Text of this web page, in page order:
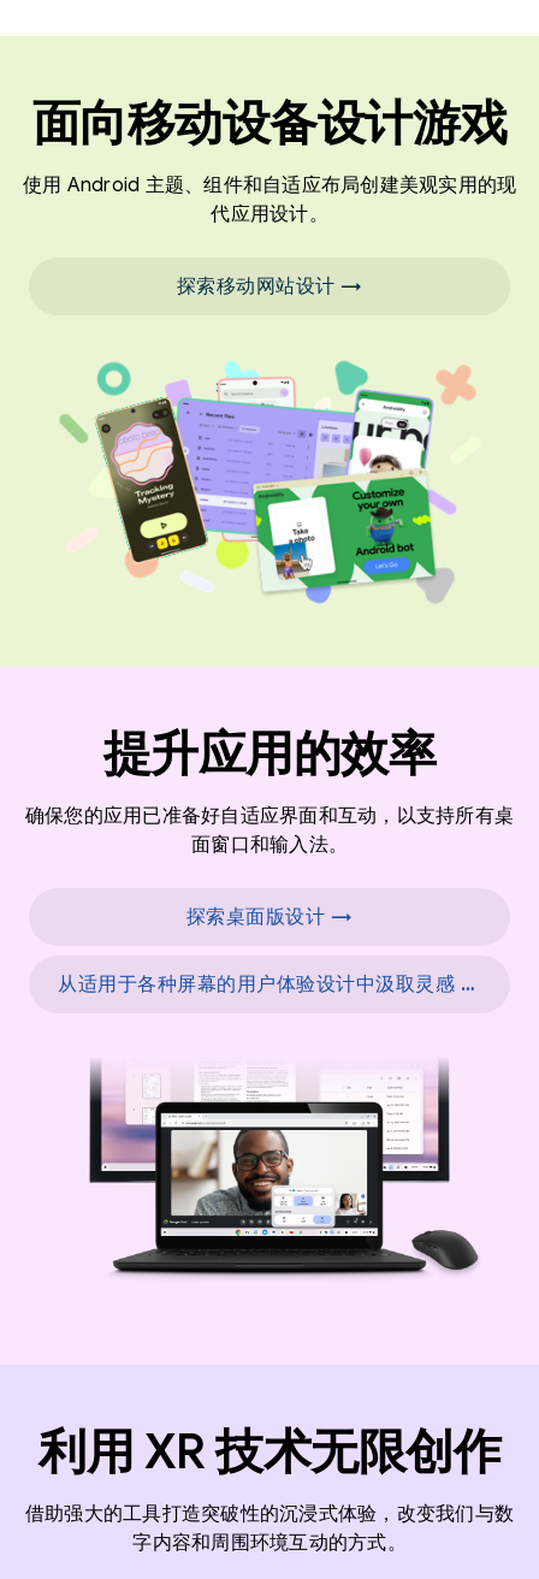
面向移动设备设计游戏
使用 Android 主题、组件和自适应布局创建美观实用的现
代应用设计。
探索移动网站设计 →
提升应用的效率
确保您的应用已准备好自适应界面和互动，以支持所有桌
面窗口和输入法。
探索桌面版设计 →
从适用于各种屏幕的用户体验设计中汲取灵感 →
利用 XR 技术无限创作
借助强大的工具打造突破性的沉浸式体验，改变我们与数
字内容和周围环境互动的方式。